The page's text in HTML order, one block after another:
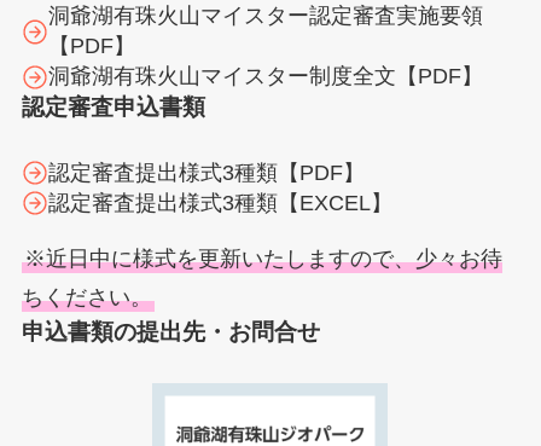
洞爺湖有珠火山マイスター認定審査実施要領
【PDF】
洞爺湖有珠火山マイスター制度全文【PDF】
認定審査申込書類
認定審査提出様式3種類【PDF】
認定審査提出様式3種類【EXCEL】
※近日中に様式を更新いたしますので、少々お待
ちください。
申込書類の提出先・お問合せ